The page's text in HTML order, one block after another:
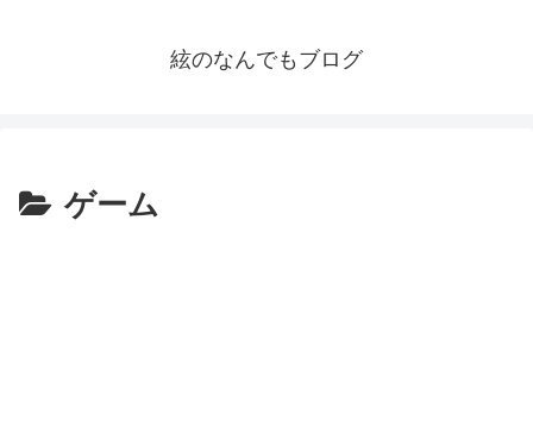
絃のなんでもブログ
ゲーム